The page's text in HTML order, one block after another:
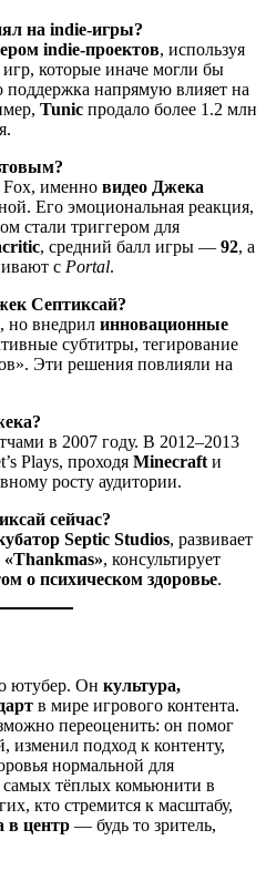
на indie-игры?
indie-проектов, используя
которые иначе могли бы
поддержка напрямую влияет на
Tunic продало более 1.2 млн
Fox, именно видео Джека
Его эмоциональная реакция,
стали триггером для
, средний балл игры — 92, а
с Portal.
Септиксай?
но внедрил инновационные
субтитры, тегирование
Эти решения повлияли на
в 2007 году. В 2012–2013
Plays, проходя Minecraftи
росту аудитории.
сейчас?
Septic Studios, развивает
, консультирует
о психическом здоровье.
ютубер. Он культура,
в мире игрового контента.
переоценить: он помог
изменил подход к контенту,
нормальной для
самых тёплых комьюнити в
кто стремится к масштабу,
в центр — будь то зритель,